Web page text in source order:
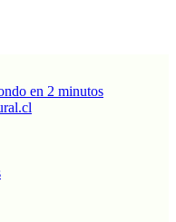
en 2 minutos